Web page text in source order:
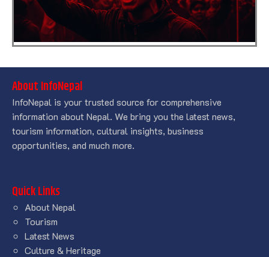
About InfoNepal
InfoNepal is your trusted source for comprehensive
information about Nepal. We bring you the latest news,
tourism information, cultural insights, business
opportunities, and much more.
Quick Links
About Nepal
Tourism
Latest News
Culture & Heritage